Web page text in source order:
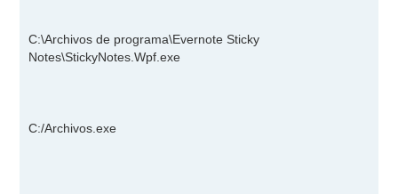
C:\Archivos de programa\Evernote Sticky
Notes\StickyNotes.Wpf.exe
C:/Archivos.exe